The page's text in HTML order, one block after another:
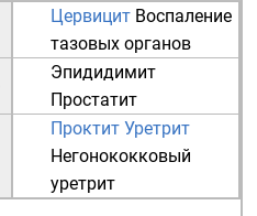
Цервицит Воспаление
тазовых органов
Эпидидимит
Простатит
Проктит Уретрит
Негонококковый
уретрит